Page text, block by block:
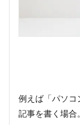
例えば「パソコ
記事を書く場合。